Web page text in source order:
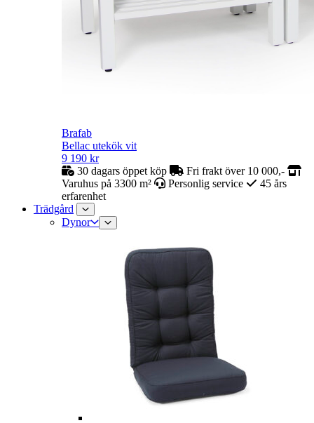
Brafab
Bellac utekök vit
9 190 kr
30 dagars öppet köp
Fri frakt över 10 000,-
Varuhus på 3300 m²
Personlig service
45 års
erfarenhet
Trädgård
Dynor